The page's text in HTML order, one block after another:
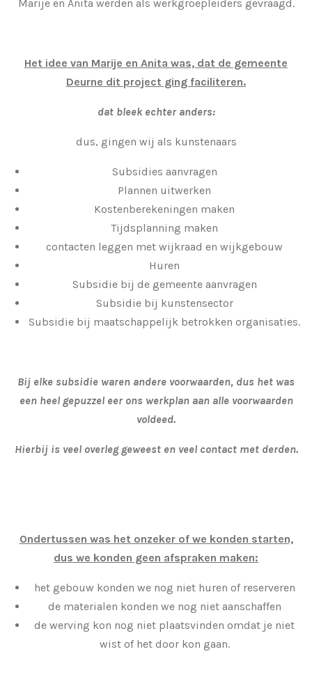
Marije en Anita werden als werkgroepleiders gevraagd.
Het idee van Marije en Anita was, dat de gemeente
Deurne dit project ging faciliteren.
dat bleek echter anders:
dus, gingen wij als kunstenaars
Subsidies aanvragen
Plannen uitwerken
Kostenberekeningen maken
Tijdsplanning maken
contacten leggen met wijkraad en wijkgebouw
Huren
Subsidie bij de gemeente aanvragen
Subsidie bij kunstensector
Subsidie bij maatschappelijk betrokken organisaties.
Bij elke subsidie waren andere voorwaarden, dus het was
een heel gepuzzel eer ons werkplan aan alle voorwaarden
voldeed.
Hierbij is veel overleg geweest en veel contact met derden.
Ondertussen was het onzeker of we konden starten,
dus we konden geen afspraken maken:
het gebouw konden we nog niet huren of reserveren
de materialen konden we nog niet aanschaffen
de werving kon nog niet plaatsvinden omdat je niet
wist of het door kon gaan.